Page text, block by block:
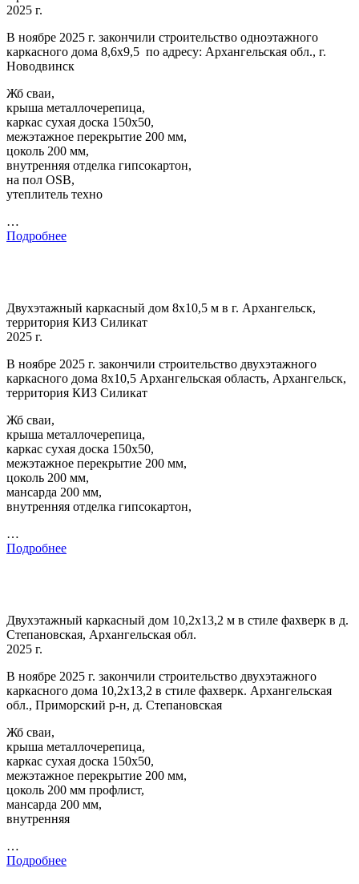
2025 г.
В ноябре 2025 г. закончили строительство одноэтажного
каркасного дома 8,6х9,5 по адресу: Архангельская обл., г.
Новодвинск
Жб сваи,
крыша металлочерепица,
каркас сухая доска 150х50,
межэтажное перекрытие 200 мм,
цоколь 200 мм,
внутренняя отделка гипсокартон,
на пол OSB,
утеплитель техно
…
Подробнее
Двухэтажный каркасный дом 8х10,5 м в г. Архангельск,
территория КИЗ Силикат
2025 г.
В ноябре 2025 г. закончили строительство двухэтажного
каркасного дома 8х10,5 Архангельская область, Архангельск,
территория КИЗ Силикат
Жб сваи,
крыша металлочерепица,
каркас сухая доска 150х50,
межэтажное перекрытие 200 мм,
цоколь 200 мм,
мансарда 200 мм,
внутренняя отделка гипсокартон,
…
Подробнее
Двухэтажный каркасный дом 10,2х13,2 м в стиле фахверк в д.
Степановская, Архангельская обл.
2025 г.
В ноябре 2025 г. закончили строительство двухэтажного
каркасного дома 10,2х13,2 в стиле фахверк. Архангельская
обл., Приморский р-н, д. Степановская
Жб сваи,
крыша металлочерепица,
каркас сухая доска 150х50,
межэтажное перекрытие 200 мм,
цоколь 200 мм профлист,
мансарда 200 мм,
внутренняя
…
Подробнее